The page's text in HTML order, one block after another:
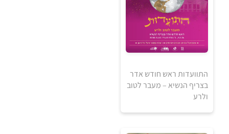
0
₪
התוועדות ראש חודש אדר
בצריף הנשיא – מעבר לטוב
ולרע